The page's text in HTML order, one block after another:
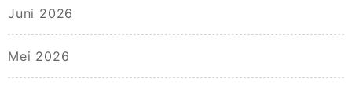
Juni 2026
Mei 2026